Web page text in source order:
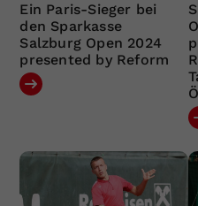
Ein Paris-Sieger bei
den Sparkasse
Salzburg Open 2024
presented by Reform